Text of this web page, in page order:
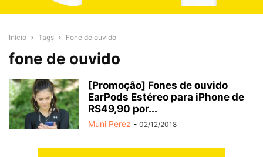
Início Tags Fone de ouvido
fone de ouvido
[Promoção] Fones de ouvido
EarPods Estéreo para iPhone de
RS49,90 por...
Muni Perez - 02/12/2018